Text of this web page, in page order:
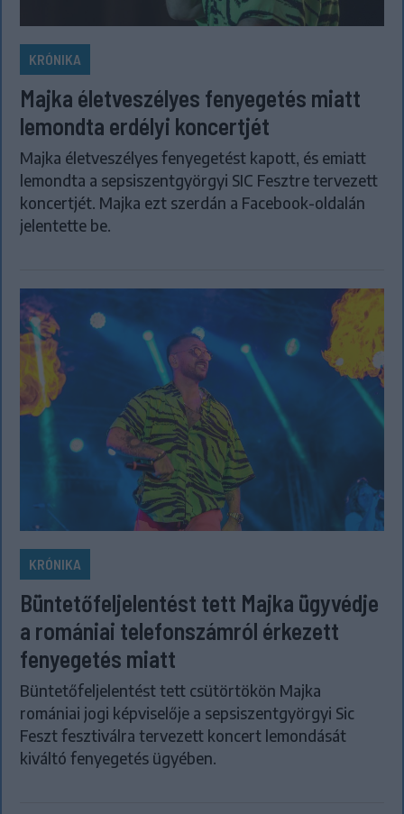
KRÓNIKA
Majka életveszélyes fenyegetés miatt
lemondta erdélyi koncertjét
Majka életveszélyes fenyegetést kapott, és emiatt
lemondta a sepsiszentgyörgyi SIC Fesztre tervezett
koncertjét. Majka ezt szerdán a Facebook-oldalán
jelentette be.
KRÓNIKA
Büntetőfeljelentést tett Majka ügyvédje
a romániai telefonszámról érkezett
fenyegetés miatt
Büntetőfeljelentést tett csütörtökön Majka
romániai jogi képviselője a sepsiszentgyörgyi Sic
Feszt fesztiválra tervezett koncert lemondását
kiváltó fenyegetés ügyében.